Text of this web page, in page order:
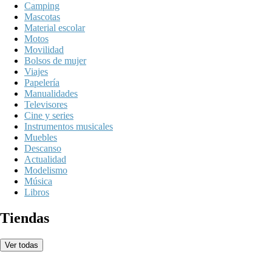
Camping
Mascotas
Material escolar
Motos
Movilidad
Bolsos de mujer
Viajes
Papelería
Manualidades
Televisores
Cine y series
Instrumentos musicales
Muebles
Descanso
Actualidad
Modelismo
Música
Libros
Tiendas
Ver todas